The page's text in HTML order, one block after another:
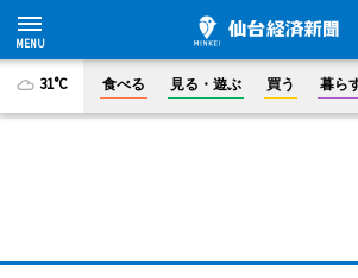
31°C 食べる 見る・遊ぶ 買う 暮ら